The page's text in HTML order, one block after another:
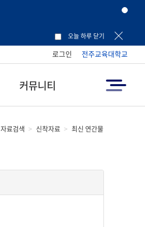
오늘 하루 닫기
로그인 전주교육대학교
커뮤니티
자료검색 신착자료 최신 연간물